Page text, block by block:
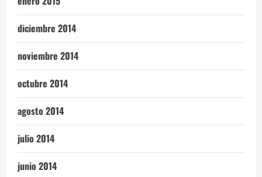
diciembre 2014
noviembre 2014
octubre 2014
agosto 2014
julio 2014
junio 2014